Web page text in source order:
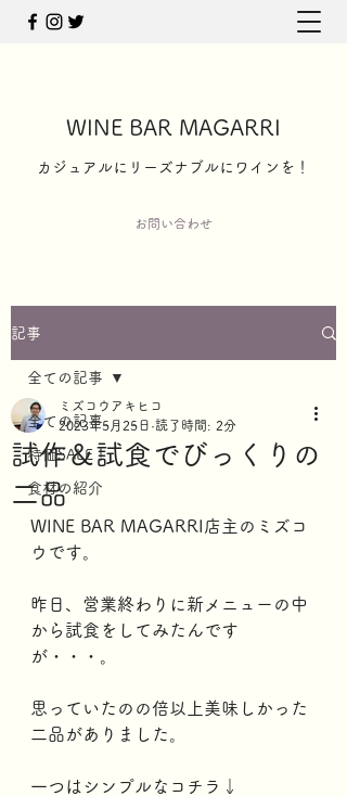
WINE BAR MAGARRI
​カジュアルにリーズナブルにワインを！
お問い合わせ
記事
全ての記事
特価SALE！
食材の紹介
全ての記事
試作＆試食でびっくりの
二品
ミズコウアキヒコ
2023年5月25日 読了時間: 2分
WINE BAR MAGARRI店主のミズコ
ウです。
昨日、営業終わりに新メニューの中
から試食をしてみたんです
が・・・。
思っていたのの倍以上美味しかった
二品がありました。
一つはシンプルなコチラ↓